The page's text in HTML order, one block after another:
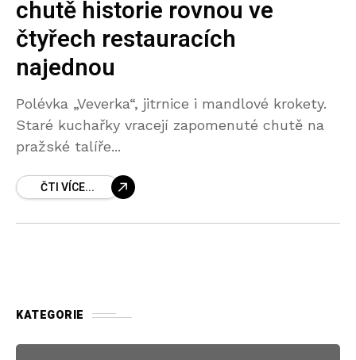
chutě historie rovnou ve
čtyřech restauracích
najednou
Polévka „Veverka“, jitrnice i mandlové krokety.
Staré kuchařky vracejí zapomenuté chutě na
pražské talíře...
ČTI VÍCE...
KATEGORIE